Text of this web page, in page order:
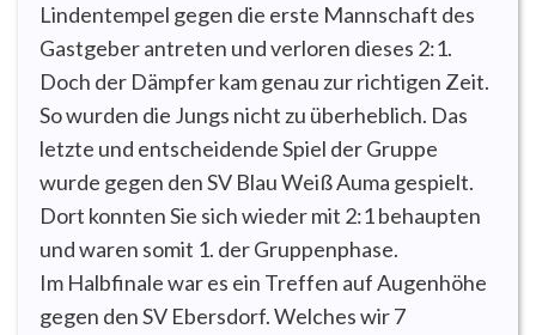
Lindentempel gegen die erste Mannschaft des
Gastgeber antreten und verloren dieses 2:1.
Doch der Dämpfer kam genau zur richtigen Zeit.
So wurden die Jungs nicht zu überheblich. Das
letzte und entscheidende Spiel der Gruppe
wurde gegen den SV Blau Weiß Auma gespielt.
Dort konnten Sie sich wieder mit 2:1 behaupten
und waren somit 1. der Gruppenphase.
Im Halbfinale war es ein Treffen auf Augenhöhe
gegen den SV Ebersdorf. Welches wir 7